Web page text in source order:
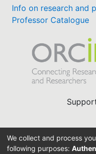
Info on research and
Professor Catalogue
We collect and process
following purposes: